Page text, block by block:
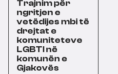
Trajnim për
ngritjen e
vetëdijes mbi të
drejtat e
komuniteteve
LGBTI në
komunën e
Gjakovës